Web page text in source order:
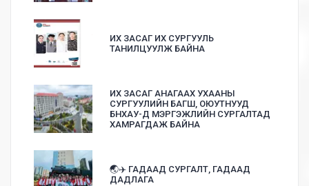
ИХ ЗАСАГ ИХ СУРГУУЛЬ
ТАНИЛЦУУЛЖ БАЙНА
ИХ ЗАСАГ АНАГААХ УХААНЫ
СУРГУУЛИЙН БАГШ, ОЮУТНУУД
БНХАУ-Д МЭРГЭЖЛИЙН СУРГАЛТАД
ХАМРАГДАЖ БАЙНА
🌏✈️ ГАДААД СУРГАЛТ, ГАДААД
ДАДЛАГА